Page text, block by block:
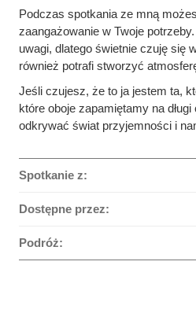
Podczas spotkania ze mną
zaangażowanie w Twoje
uwagi, dlatego świetnie czuję się
również potrafi stworzyć
Jeśli czujesz, że to ja jestem ta,
które oboje zapamiętamy na
odkrywać świat przyjemności i
Spotkanie z:
Dostępne przez:
Podróż: